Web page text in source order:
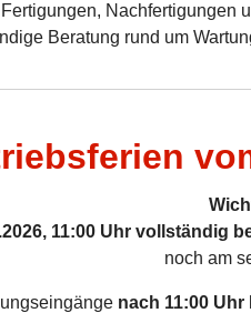
Nachfertigungen
Beratung rund um
11:00 Uhr vollständig
noch am
nach 11:00 Uhr